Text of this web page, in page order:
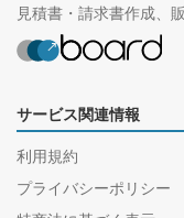
見積書・請求書作成、
サービス関連情報
利用規約
プライバシーポリシー